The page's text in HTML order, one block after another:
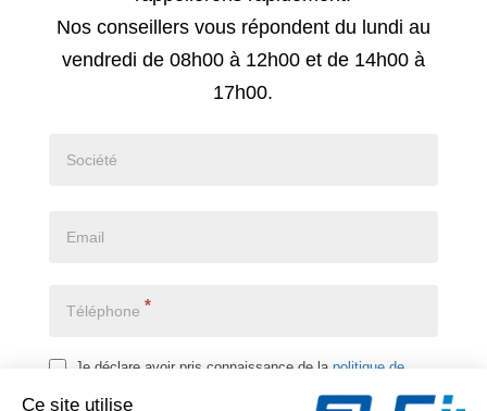
rappel
Nos conseillers vous répondent du lundi au
vendredi de 08h00 à 12h00 et de 14h00 à
17h00.
*
Je déclare avoir pris connaissance de la politique de